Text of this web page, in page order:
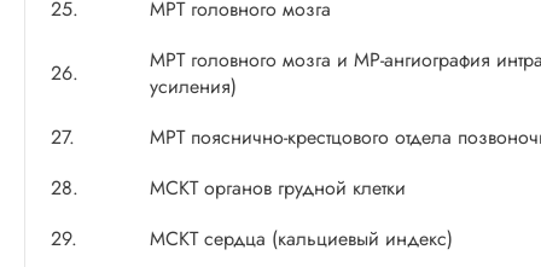
25.
МРТ головного мозга
26.
МРТ головного мозга и МР-ангиография
усиления)
27.
МРТ пояснично-крестцового отдела
28.
МСКТ органов грудной клетки
29.
МСКТ сердца (кальциевый индекс)